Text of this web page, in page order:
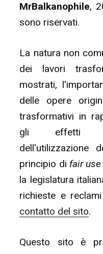
MrBalkanophile,
sono riservati.
La natura non
dei lavori
mostrati,
delle opere
trasformativi in
gli effetti
dell'utilizzazione
principio di fair use
la legislatura
richieste e
contatto del sito.
Questo sito è